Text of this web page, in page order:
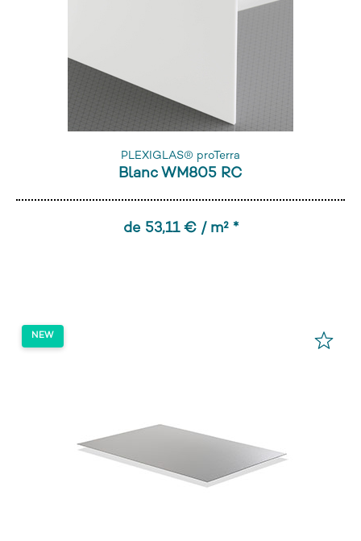
PLEXIGLAS® proTerra
Blanc WM805 RC
de 53,11 € / m² *